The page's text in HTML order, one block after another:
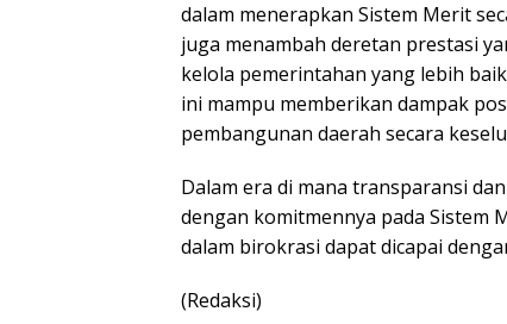
dalam menerapkan Sistem Merit
juga menambah deretan prestasi
kelola pemerintahan yang lebih
ini mampu memberikan dampak
pembangunan daerah secara
Dalam era di mana transparansi
dengan komitmennya pada Sistem
dalam birokrasi dapat dicapai
(Redaksi)